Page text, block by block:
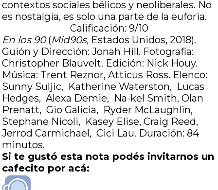
contextos sociales bélicos y neoliberales. No
es nostalgia, es solo una parte de la euforia.
Calificación: 9/10
En los 90(Mid90s, Estados Unidos, 2018).
Guión y Dirección: Jonah Hill. Fotografía:
Christopher Blauvelt. Edición: Nick Houy.
Música: Trent Reznor, Atticus Ross. Elenco:
Sunny Suljic, Katherine Waterston, Lucas
Hedges, Alexa Demie, Na-kel Smith, Olan
Prenatt, Gio Galicia, Ryder McLaughlin,
Stephane Nicoli, Kasey Elise, Craig Reed,
Jerrod Carmichael, Cici Lau. Duración: 84
minutos.
Si te gustó esta nota podés invitarnos un
cafecito por acá: